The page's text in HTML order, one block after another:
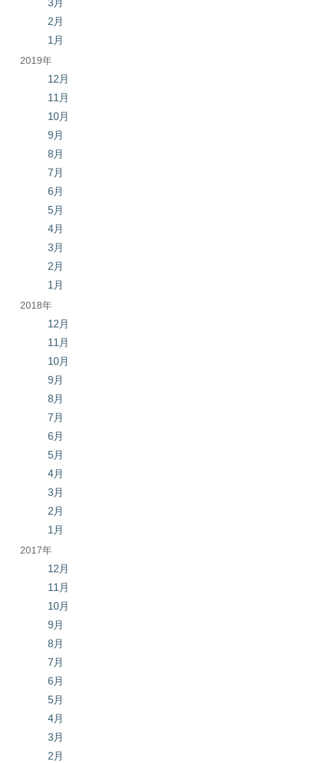
3月
2月
1月
2019年
12月
11月
10月
9月
8月
7月
6月
5月
4月
3月
2月
1月
2018年
12月
11月
10月
9月
8月
7月
6月
5月
4月
3月
2月
1月
2017年
12月
11月
10月
9月
8月
7月
6月
5月
4月
3月
2月